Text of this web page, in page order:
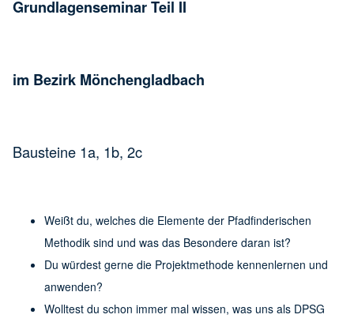
Grundlagenseminar Teil II
im Bezirk Mönchengladbach
Bausteine 1a, 1b, 2c
Weißt du, welches die Elemente der Pfadfinderischen
Methodik sind und was das Besondere daran ist?
Du würdest gerne die Projektmethode kennenlernen und
anwenden?
Wolltest du schon immer mal wissen, was uns als DPSG